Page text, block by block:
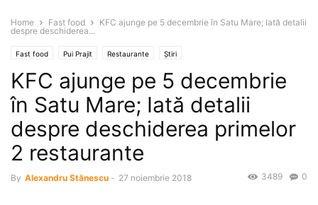
Home Fast food
KFC ajunge pe 5 decembrie în Satu Mare; Iată detalii
despre deschiderea...
Fast food Pui Prajit Restaurante Știri
KFC ajunge pe 5 decembrie
în Satu Mare; Iată detalii
despre deschiderea primelor
2 restaurante
By Alexandru Stănescu - 27 noiembrie 2018 0
3489